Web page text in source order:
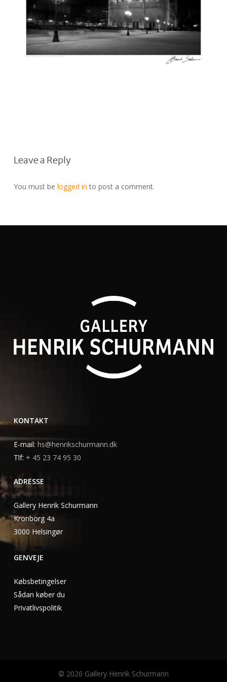
Leave a Reply
You must be logged in to post a comment.
KONTAKT
E-mail: hs@henrikschurmann.dk
Tlf: + 45 23 74 95 30
ADRESSE
Gallery Henrik Schurmann
Kronborg 4a
3000 Helsingør
GENVEJE
Købsbetingelser
Sådan køber du
Privatlivspolitik
© 2026 Gallery Henrik Schurmann